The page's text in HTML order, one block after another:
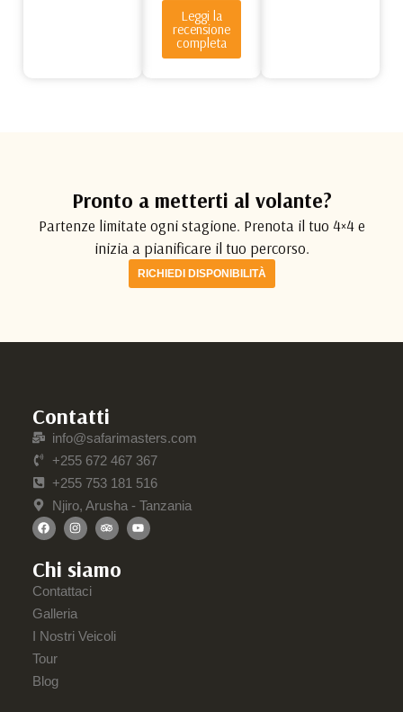
Leggi la
recensione
completa
Pronto a metterti al volante?
Partenze limitate ogni stagione. Prenota il tuo 4×4 e
inizia a pianificare il tuo percorso.
RICHIEDI DISPONIBILITÀ
Contatti
info@safarimasters.com
+255 672 467 367
+255 753 181 516
Njiro, Arusha - Tanzania
Chi siamo
Contattaci
Galleria
I Nostri Veicoli
Tour
Blog